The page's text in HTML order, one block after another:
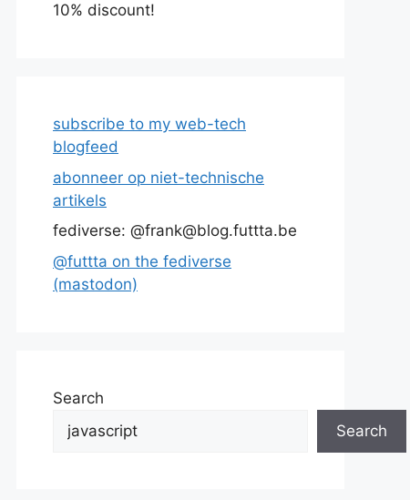
10% discount!
subscribe to my web-tech
blogfeed
abonneer op niet-technische
artikels
fediverse: @frank@blog.futtta.be
@futtta on the fediverse
(mastodon)
Search
Search